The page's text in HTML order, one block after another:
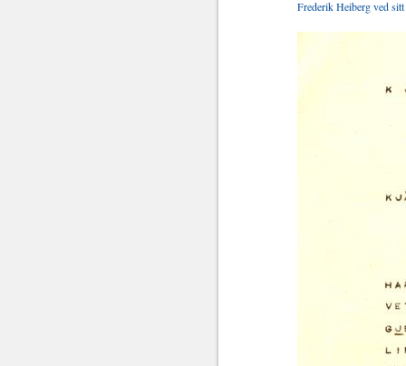
Frederik Heiberg ved